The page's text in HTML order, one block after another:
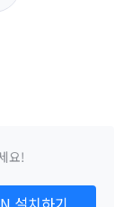
요!